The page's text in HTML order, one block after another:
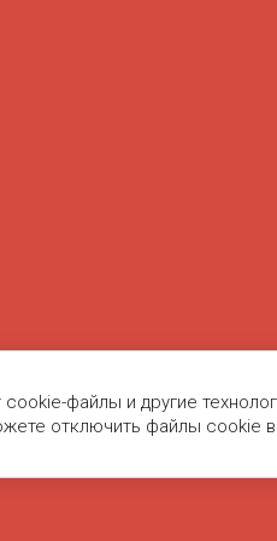
cookie-файлы и другие
отключить файлы cookie